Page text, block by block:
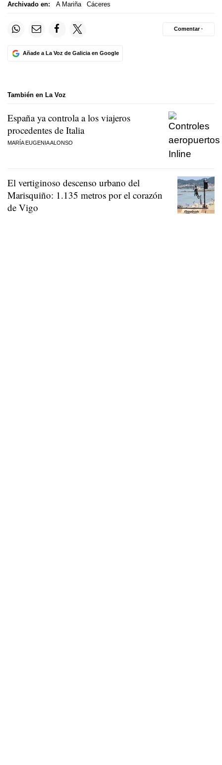
Archivado en: A Mariña Cáceres
Añade a La Voz de Galicia en Google
Comentar ·
También en La Voz
España ya controla a los viajeros
procedentes de Italia
MARÍA EUGENIA ALONSO
El vertiginoso descenso urbano del
Marisquiño: 1.135 metros por el corazón
de Vigo